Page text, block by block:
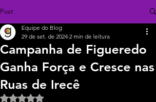
Post
Campanha de Figueredo
Ganha Força e Cresce nas
Ruas de Irecê
Equipe do Blog
29 de set. de 2024 2 min de leitura
Avaliado com NaN de 5 estrelas.